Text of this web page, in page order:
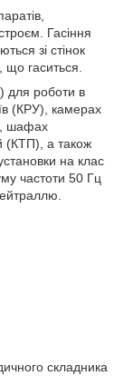
Гасіння
зі стінок
що гаситься.
для роботи в
(КРУ), камерах
шафах
(КТП), а також
на клас
частоти 50 Гц
складника